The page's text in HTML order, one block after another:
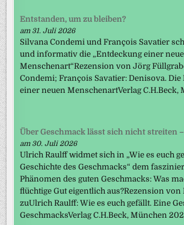
Entstanden, um zu bleiben?
am 31. Juli 2026
Silvana Condemi und François Savatier
und informativ die „Entdeckung einer
Menschenart“Rezension von Jörg
Condemi; François Savatier: Denisova. Die
einer neuen MenschenartVerlag C.H.Beck,
Über Geschmack lässt sich nicht streiten
am 30. Juli 2026
Ulrich Raulff widmet sich in „Wie es euch
Geschichte des Geschmacks“ dem
Phänomen des guten Geschmacks: Was
flüchtige Gut eigentlich aus?Rezension
zuUlrich Raulff: Wie es euch gefällt. Eine
GeschmacksVerlag C.H.Beck, München